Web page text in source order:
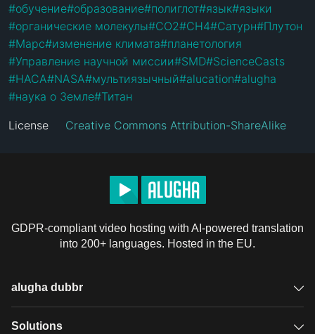
#обучение#образование#полиглот#язык#языки
#органические молекулы#СО2#CH4#Сатурн#Плутон
#Марс#изменение климата#планетология
#Управление научной миссии#SMD#ScienceCasts
#НАСА#NASA#мультиязычный#alucation#alugha
#наука о Земле#Титан
License Creative Commons Attribution-ShareAlike
GDPR-compliant video hosting with AI-powered translation
into 200+ languages. Hosted in the EU.
alugha dubbr
Overview
Solutions